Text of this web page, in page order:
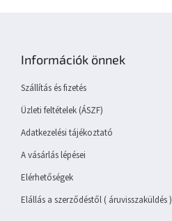
Információk önnek
Szállítás és fizetés
Üzleti feltételek (ÁSZF)
Adatkezelési tájékoztató
A vásárlás lépései
Elérhetőségek
Elállás a szerződéstől ( áruvisszaküldés )